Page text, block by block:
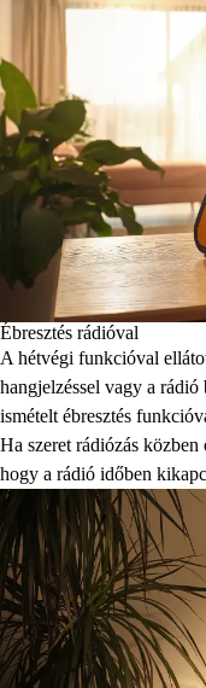
Ébresztés rádióval
A hétvégi funkcióval
hangjelzéssel vagy a rádió
ismételt ébresztés
Ha szeret rádiózás
hogy a rádió időben